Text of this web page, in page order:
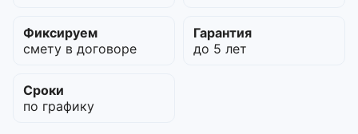
Фиксируем
смету в договоре
Гарантия
до 5 лет
Сроки
по графику